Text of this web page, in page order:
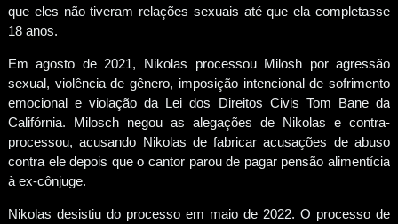
que eles não tiveram relações sexuais até que ela completasse
18 anos.
Em agosto de 2021, Nikolas processou Milosh por agressão
sexual, violência de gênero, imposição intencional de sofrimento
emocional e violação da Lei dos Direitos Civis Tom Bane da
Califórnia. Milosch negou as alegações de Nikolas e contra-
processou, acusando Nikolas de fabricar acusações de abuso
contra ele depois que o cantor parou de pagar pensão alimentícia
à ex-cônjuge.
Nikolas desistiu do processo em maio de 2022. O processo de